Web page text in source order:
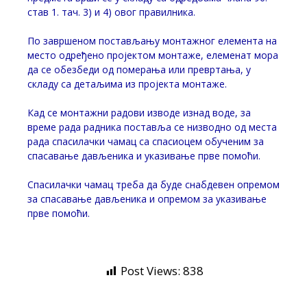
став 1. тач. 3) и 4) овог правилника.
По завршеном постављању монтажног елемента на
место одређено пројектом монтаже, елеменат мора
да се обезбеди од померања или превртања, у
складу са детаљима из пројекта монтаже.
Кад се монтажни радови изводе изнад воде, за
време рада радника поставља се низводно од места
рада спасилачки чамац са спасиоцем обученим за
спасавање дављеника и указивање прве помоћи.
Спасилачки чамац треба да буде снабдевен опремом
за спасавање дављеника и опремом за указивање
прве помоћи.
Post Views: 838